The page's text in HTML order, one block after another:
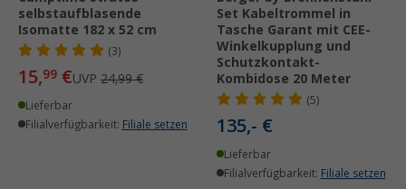
selbstaufblasende
Isomatte 182 x 52 cm
(3)
15,99 €UVP 24,99 €
Lieferbar
Filialverfügbarkeit: Filiale setzen
Set Kabeltrommel in
Tasche Garant mit CEE-
Winkelkupplung und
Schutzkontakt-
Kombidose 20 Meter
(5)
135,- €
Lieferbar
Filialverfügbarkeit: Filiale setzen